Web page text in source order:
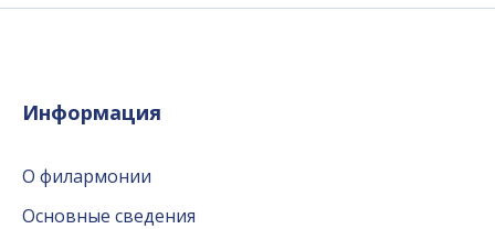
Информация
О филармонии
Основные сведения